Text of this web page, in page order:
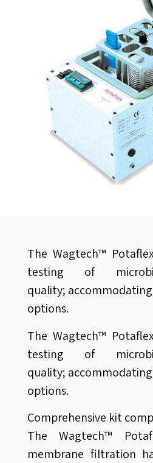
The Wagtech™
testing of
quality;
options.
The Wagtech™
testing of
quality;
options.
Comprehensive kit
The Wagtech™
membrane filtration